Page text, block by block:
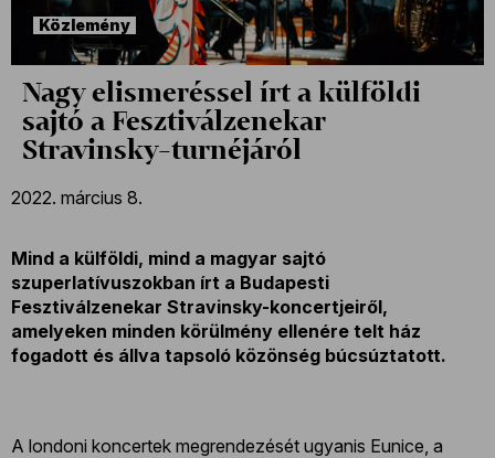
Közlemény
Nagy elismeréssel írt a külföldi
sajtó a Fesztiválzenekar
Stravinsky-turnéjáról
2022. március 8.
Mind a külföldi, mind a magyar sajtó
szuperlatívuszokban írt a Budapesti
Fesztiválzenekar Stravinsky-koncertjeiről,
amelyeken minden körülmény ellenére telt ház
fogadott és állva tapsoló közönség búcsúztatott.
A londoni koncertek megrendezését ugyanis Eunice, a